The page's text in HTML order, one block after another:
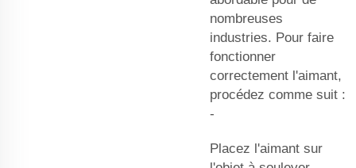
nombreuses
industries. Pour faire
fonctionner
correctement l'aimant,
procédez comme suit :
-
Placez l'aimant sur